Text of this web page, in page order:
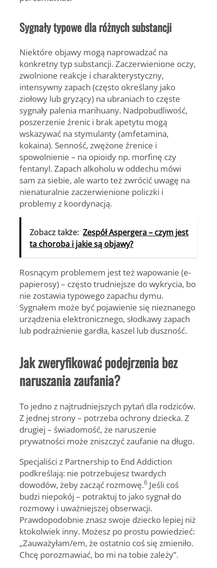
Sygnały typowe dla różnych substancji
Niektóre objawy mogą naprowadzać na
konkretny typ substancji. Zaczerwienione oczy,
zwolnione reakcje i charakterystyczny,
intensywny zapach (często określany jako
ziołowy lub gryzący) na ubraniach to częste
sygnały palenia marihuany. Nadpobudliwość,
poszerzenie źrenic i brak apetytu mogą
wskazywać na stymulanty (amfetamina,
kokaina). Senność, zwężone źrenice i
spowolnienie – na opioidy np. morfinę czy
fentanyl. Zapach alkoholu w oddechu mówi
sam za siebie, ale warto też zwrócić uwagę na
nienaturalnie zaczerwienione policzki i
problemy z koordynacją.
Zobacz także: Zespół Aspergera – czym jest
ta choroba i jakie są objawy?
Rosnącym problemem jest też wapowanie (e-
papierosy) – często trudniejsze do wykrycia, bo
nie zostawia typowego zapachu dymu.
Sygnałem może być pojawienie się nieznanego
urządzenia elektronicznego, słodkawy zapach
lub podrażnienie gardła, kaszel lub duszność.
Jak zweryfikować podejrzenia bez
naruszania zaufania?
To jedno z najtrudniejszych pytań dla rodziców.
Z jednej strony – potrzeba ochrony dziecka. Z
drugiej – świadomość, że naruszenie
prywatności może zniszczyć zaufanie na długo.
Specjaliści z Partnership to End Addiction
podkreślają: nie potrzebujesz twardych
dowodów, żeby zacząć rozmowę.6 Jeśli coś
budzi niepokój – potraktuj to jako sygnał do
rozmowy i uważniejszej obserwacji.
Prawdopodobnie znasz swoje dziecko lepiej niż
ktokolwiek inny. Możesz po prostu powiedzieć:
„Zauważyłam/em, że ostatnio coś się zmieniło.
Chcę porozmawiać, bo mi na tobie zależy”.